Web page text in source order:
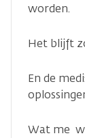
worden.
Het blijft
En de
Wat me